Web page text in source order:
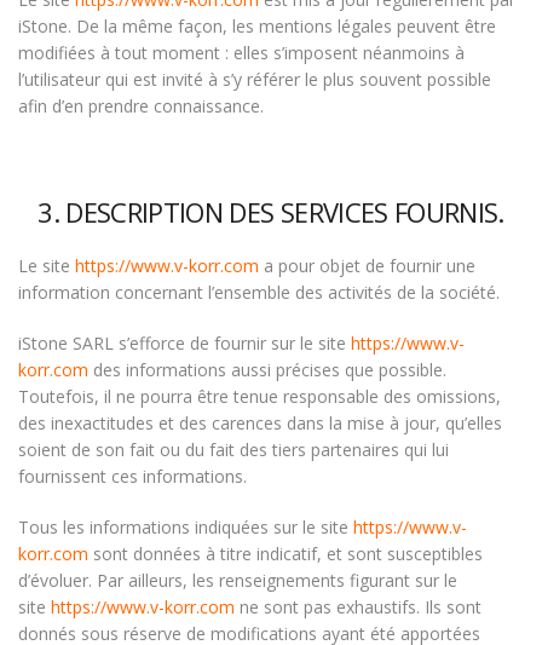
iStone. De la même façon, les mentions légales peuvent être
modifiées à tout moment : elles s’imposent néanmoins à
l’utilisateur qui est invité à s’y référer le plus souvent possible
afin d’en prendre connaissance.
3. DESCRIPTION DES SERVICES FOURNIS.
Le site https://www.v-korr.com a pour objet de fournir une
information concernant l’ensemble des activités de la société.
iStone SARL s’efforce de fournir sur le site https://www.v-
korr.com des informations aussi précises que possible.
Toutefois, il ne pourra être tenue responsable des omissions,
des inexactitudes et des carences dans la mise à jour, qu’elles
soient de son fait ou du fait des tiers partenaires qui lui
fournissent ces informations.
Tous les informations indiquées sur le site https://www.v-
korr.com sont données à titre indicatif, et sont susceptibles
d’évoluer. Par ailleurs, les renseignements figurant sur le
site https://www.v-korr.com ne sont pas exhaustifs. Ils sont
donnés sous réserve de modifications ayant été apportées